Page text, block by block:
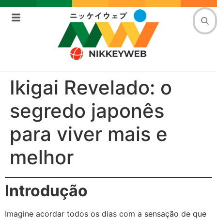
Ikigai Revelado: o
segredo japonês
para viver mais e
melhor
Introdução
Imagine acordar todos os dias com a sensação de que